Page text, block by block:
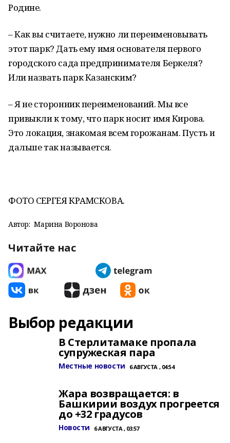
Родине.
– Как вы считаете, нужно ли переименовывать
этот парк? Дать ему имя основателя первого
городского сада предпринимателя Беркеля?
Или назвать парк Казанским?
– Я не сторонник переименований. Мы все
привыкли к тому, что парк носит имя Кирова.
Это локация, знакомая всем горожанам. Пусть и
дальше так называется.
ФОТО СЕРГЕЯ КРАМСКОВА.
Автор: Марина Воронова
Читайте нас
Выбор редакции
В Стерлитамаке пропала
супружеская пара
Местные новости 6 АВГУСТА , 04:54
Жара возвращается: в
Башкирии воздух прогреется
до +32 градусов
Новости 6 АВГУСТА , 03:57